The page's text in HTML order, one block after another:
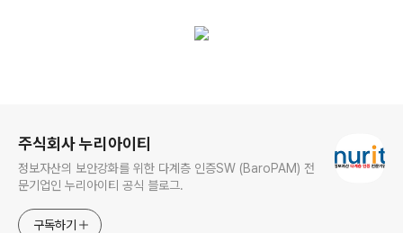
주식회사 누리아이티
정보자산의 보안강화를 위한 다계층 인증SW (BaroPAM) 전
문기업인 누리아이티 공식 블로그.
구독하기